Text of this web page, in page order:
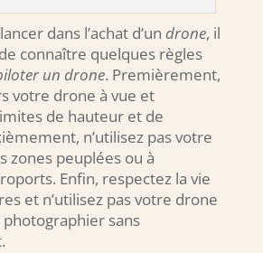
dans l’achat d’un drone, il
connaître quelques règles
un drone. Premièrement,
votre drone à vue et
de hauteur et de
n’utilisez pas votre
zones peuplées ou à
Enfin, respectez la vie
et n’utilisez pas votre drone
sans